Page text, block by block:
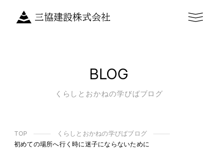
BLOG
くらしとおかねの学びばブログ
TOP
くらしとおかねの学びばブログ
初めての場所へ行く時に迷子にならないために